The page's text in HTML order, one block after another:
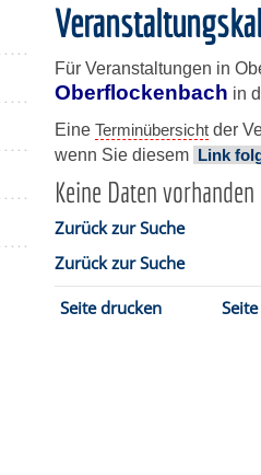
Für Veranstaltungen in
Oberflockenbach in
EineTerminübersicht der
wenn Sie diesem Link
Keine Daten vorhanden
Zurück zur Suche
Zurück zur Suche
Seite drucken